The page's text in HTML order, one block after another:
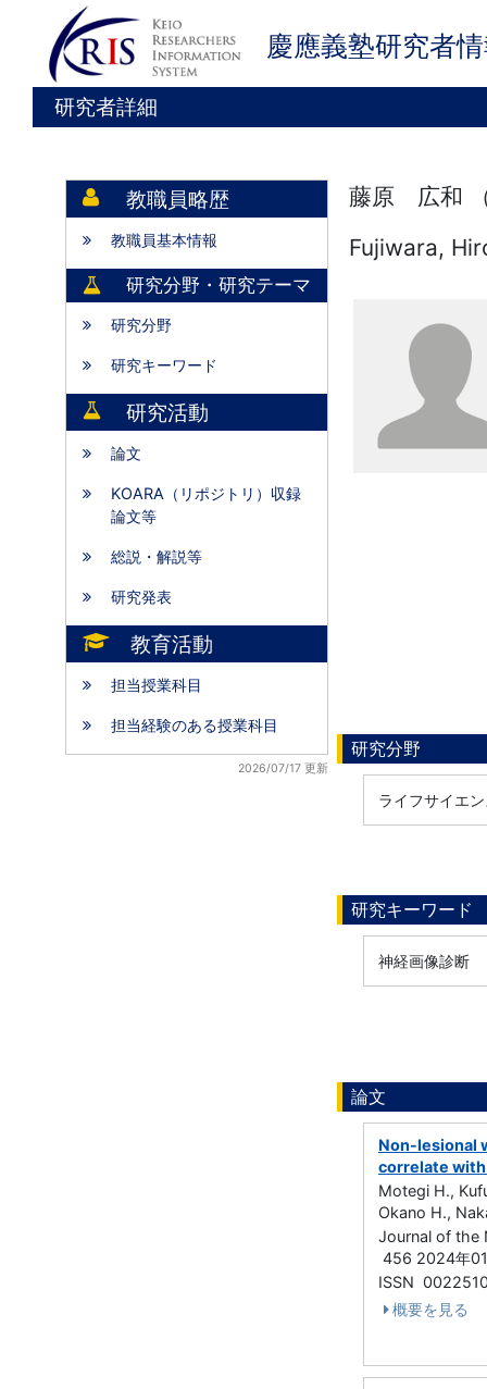
慶應義塾研究者
研究者詳細
教職員略歴
教職員基本情報
研究分野・研究テーマ
研究分野
研究キーワード
研究活動
論文
KOARA（リポジトリ）収録
論文等
総説・解説等
研究発表
教育活動
担当授業科目
担当経験のある授業科目
2026/07/17 更新
藤原 広和
Fujiwara,
研究分野
ライフサイエ
研究キーワード
神経画像診断
論文
Non-lesional
correlate
Motegi H.,
Okano H.,
Journal of the
456 2024年
ISSN
概要を見る